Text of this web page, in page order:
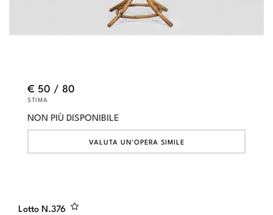
Lotto N.376
€ 50 / 80
STIMA
NON PIÙ DISPONIBILE
VALUTA UN'OPERA SIMILE